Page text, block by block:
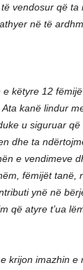
vendosur që ta
në të
këtyre 12
kanë lindur
u siguruar që
dhe ta
e vendimeve
fëmijët tanë,
ynë në
që atyre t’ua
krijon imazhin e